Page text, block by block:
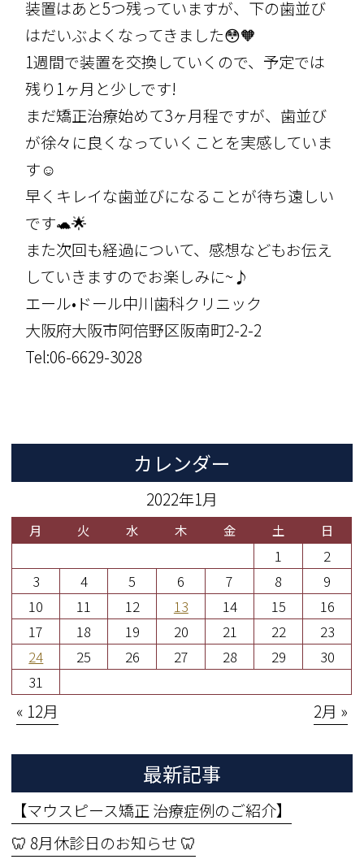
装置はあと5つ残っていますが、下の歯並び
はだいぶよくなってきました😳🧡
1週間で装置を交換していくので、予定では
残り1ヶ月と少しです!
まだ矯正治療始めて3ヶ月程ですが、歯並び
が徐々に良くなっていくことを実感していま
す☺️
早くキレイな歯並びになることが待ち遠しい
です🐢🌟
また次回も経過について、感想などもお伝え
していきますのでお楽しみに~♪
エール•ドール中川歯科クリニック
大阪府大阪市阿倍野区阪南町2-2-2
Tel:06-6629-3028
カレンダー
2022年1月
月 火 水 木 金 土 日
1
2
3
4 5 6 7 8
9
10
11 12 13 14 15
16
17
18 19 20 21 22
23
24
25 26 27 28 29
30
31
« 12月 2月 »
最新記事
【マウスピース矯正 治療症例のご紹介】
🦷 8月休診日のお知らせ 🦷